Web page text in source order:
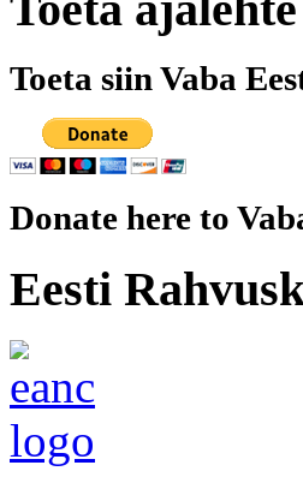
Toeta siin Vaba
Donate here to
Eesti